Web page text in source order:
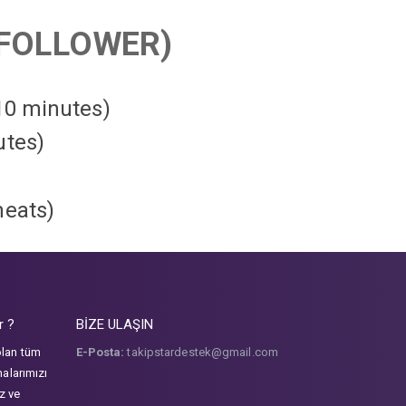
minutes)
)
?
tüm
ve
BİZE ULAŞIN
E-Posta: takipstardestek@gmail.com